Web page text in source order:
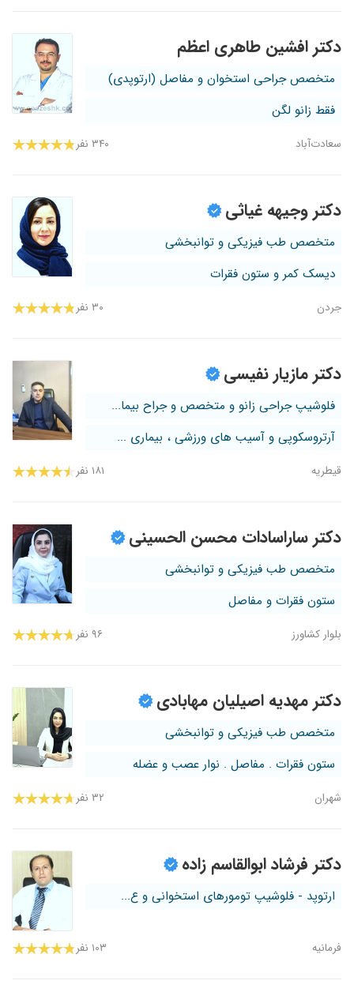
دکتر افشین طاهری اعظم
متخصص جراحی استخوان و مفاصل (ارتوپدی)
فقط زانو لگن
سعادت‌آباد ۳۴۰ نفر
دکتر وجیهه غیاثی
متخصص طب فیزیکی و توانبخشی
دیسک کمر و ستون فقرات
جردن ۳۰ نفر
دکتر مازیار نفیسی
فلوشیپ جراحی زانو و متخصص و جراح بیما...
آرتروسکوپی و آسیب های ورزشی ، بیماری ...
قیطریه ۱۸۱ نفر
دکتر ساراسادات محسن الحسینی
متخصص طب فیزیکی و توانبخشی
ستون فقرات و مفاصل
بلوار کشاورز ۹۶ نفر
دکتر مهدیه اصیلیان مهابادی
متخصص طب فیزیکی و توانبخشی
ستون فقرات . مفاصل . نوار عصب و عضله
شهران ۳۲ نفر
دکتر فرشاد ابوالقاسم زاده
ارتوپد - فلوشیپ تومورهای استخوانی و ع...
فرمانیه ۱۰۳ نفر